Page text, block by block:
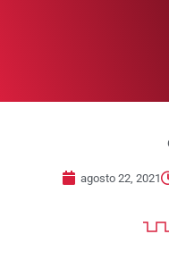
agosto 22, 2021